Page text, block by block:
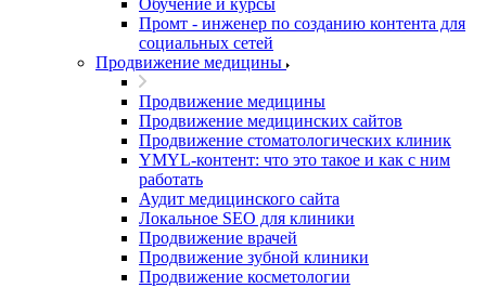
Обучение и курсы
Промт - инженер по созданию контента для
социальных сетей
Продвижение медицины
Продвижение медицины
Продвижение медицинских сайтов
Продвижение стоматологических клиник
YMYL-контент: что это такое и как с ним
работать
Аудит медицинского сайта
Локальное SEO для клиники
Продвижение врачей
Продвижение зубной клиники
Продвижение косметологии